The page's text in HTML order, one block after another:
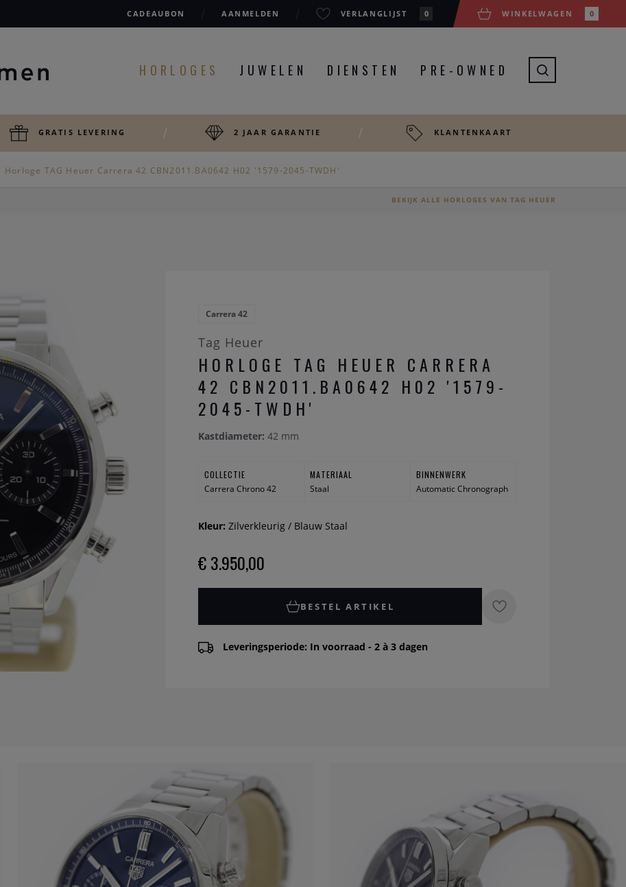
CADEAUBON AANMELDEN VERLANGLIJST 0 WINKELWAGEN 0
HORLOGES JUWELEN DIENSTEN PRE-OWNED
GRATIS LEVERING 2 JAAR GARANTIE KLANTENKAART
Horloge TAG Heuer Carrera 42 CBN2011.BA0642 H02 '1579-2045-TWDH'
BEKIJK ALLE HORLOGES VAN TAG HEUER
Carrera 42
Tag Heuer
HORLOGE TAG HEUER CARRERA
42 CBN2011.BA0642 H02 '1579-
2045-TWDH'
Kastdiameter: 42 mm
COLLECTIE
Carrera Chrono 42
MATERIAAL
Staal
BINNENWERK
Automatic Chronograph
Kleur: Zilverkleurig / Blauw Staal
€ 3.950,00
BESTEL ARTIKEL
Leveringsperiode: In voorraad - 2 à 3 dagen